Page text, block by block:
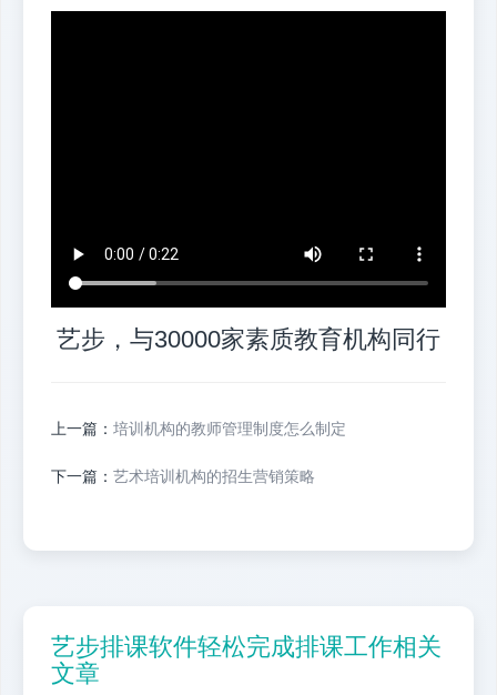
艺步，与30000家素质教育机构同行
上一篇： 培训机构的教师管理制度怎么制定
下一篇： 艺术培训机构的招生营销策略
艺步排课软件轻松完成排课工作相关
文章